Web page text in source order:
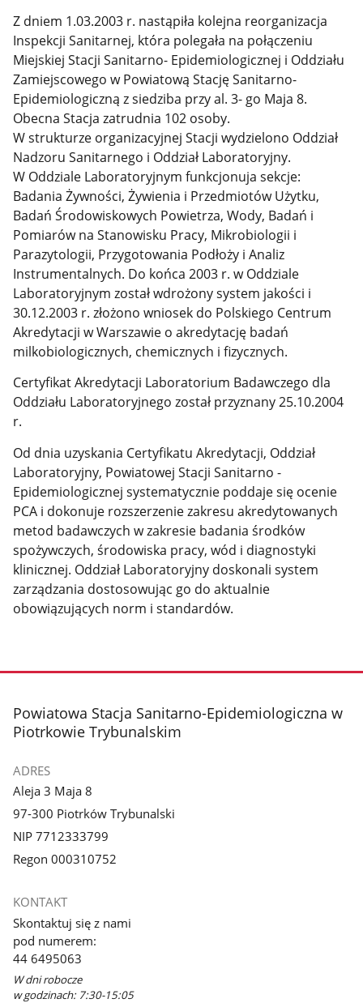
Z dniem 1.03.2003 r. nastąpiła kolejna reorganizacja
Inspekcji Sanitarnej, która polegała na połączeniu
Miejskiej Stacji Sanitarno- Epidemiologicznej i Oddziału
Zamiejscowego w Powiatową Stację Sanitarno-
Epidemiologiczną z siedziba przy al. 3- go Maja 8.
Obecna Stacja zatrudnia 102 osoby.
W strukturze organizacyjnej Stacji wydzielono Oddział
Nadzoru Sanitarnego i Oddział Laboratoryjny.
W Oddziale Laboratoryjnym funkcjonuja sekcje:
Badania Żywności, Żywienia i Przedmiotów Użytku,
Badań Środowiskowych Powietrza, Wody, Badań i
Pomiarów na Stanowisku Pracy, Mikrobiologii i
Parazytologii, Przygotowania Podłoży i Analiz
Instrumentalnych. Do końca 2003 r. w Oddziale
Laboratoryjnym został wdrożony system jakości i
30.12.2003 r. złożono wniosek do Polskiego Centrum
Akredytacji w Warszawie o akredytację badań
milkobiologicznych, chemicznych i fizycznych.
Certyfikat Akredytacji Laboratorium Badawczego dla
Oddziału Laboratoryjnego został przyznany 25.10.2004
r.
Od dnia uzyskania Certyfikatu Akredytacji, Oddział
Laboratoryjny, Powiatowej Stacji Sanitarno -
Epidemiologicznej systematycznie poddaje się ocenie
PCA i dokonuje rozszerzenie zakresu akredytowanych
metod badawczych w zakresie badania środków
spożywczych, środowiska pracy, wód i diagnostyki
klinicznej. Oddział Laboratoryjny doskonali system
zarządzania dostosowując go do aktualnie
obowiązujących norm i standardów.
stopka
Powiatowa Stacja Sanitarno-Epidemiologiczna w
Piotrkowie Trybunalskim
ADRES
Aleja 3 Maja 8
97-300 Piotrków Trybunalski
NIP 7712333799
Regon 000310752
KONTAKT
Skontaktuj się z nami
pod numerem:
44 6495063
W dni robocze
w godzinach: 7:30-15:05